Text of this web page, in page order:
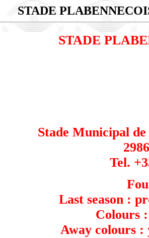
STADE
STADE
Stade Municipal
Tel.
Last season :
Colours
Away colours :